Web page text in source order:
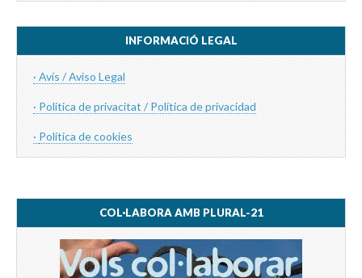
INFORMACIÓ LEGAL
· Avís / Aviso Legal
· Politica de privacitat / Política de privacidad
· Política de cookies
COL·LABORA AMB PLURAL-21